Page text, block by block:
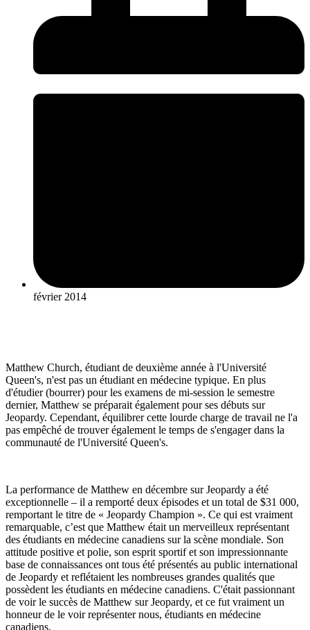
février 2014
Matthew Church, étudiant de deuxième année à l'Université
Queen's, n'est pas un étudiant en médecine typique. En plus
d'étudier (bourrer) pour les examens de mi-session le semestre
dernier, Matthew se préparait également pour ses débuts sur
Jeopardy. Cependant, équilibrer cette lourde charge de travail ne l'a
pas empêché de trouver également le temps de s'engager dans la
communauté de l'Université Queen's.
La performance de Matthew en décembre sur Jeopardy a été
exceptionnelle – il a remporté deux épisodes et un total de $31 000,
remportant le titre de « Jeopardy Champion ». Ce qui est vraiment
remarquable, c’est que Matthew était un merveilleux représentant
des étudiants en médecine canadiens sur la scène mondiale. Son
attitude positive et polie, son esprit sportif et son impressionnante
base de connaissances ont tous été présentés au public international
de Jeopardy et reflétaient les nombreuses grandes qualités que
possèdent les étudiants en médecine canadiens. C'était passionnant
de voir le succès de Matthew sur Jeopardy, et ce fut vraiment un
honneur de le voir représenter nous, étudiants en médecine
canadiens.